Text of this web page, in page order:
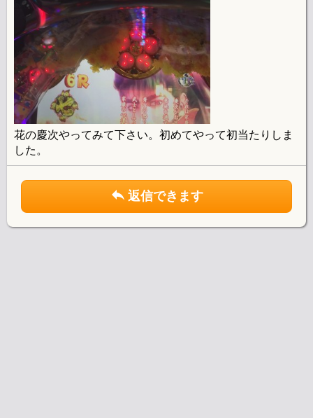
花の慶次やってみて下さい。初めてやって初当たりしま
した。
返信できます